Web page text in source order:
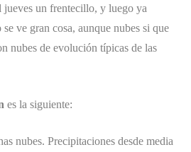
jueves un frentecillo, y luego ya
ve gran cosa, aunque nubes si que
nubes de evolución típicas de las
es la siguiente:
nubes. Precipitaciones desde media